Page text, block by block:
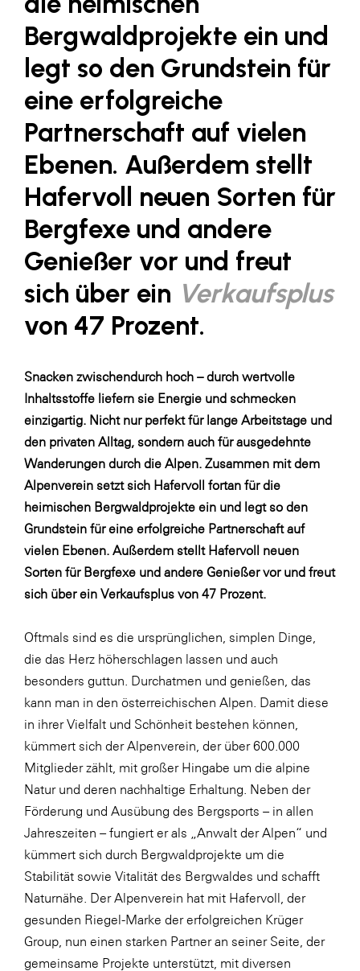
MTH Retail Group
OMV
OptimaMed
PAGRO
PHH Rechtsanwält:innen
Primark
Salesforce
sebamed
SeneCura
SERVICE&MORE
SKINUANCE®
Somfy
SPIEGLTEC
STIHL Tirol
Trend Micro
TAG GmbH
VALETTA
Verband Druck Medien Österreich
Wirtschaftskammer Salzburg
WKS Fachgruppe Fahrzeughandel und
WKS Fachgruppe Finanzdienstleister
WK UBIT
Zühlke
Media
Bergwaldprojekte ein und
legt so den Grundstein für
eine erfolgreiche
Partnerschaft auf vielen
Ebenen. Außerdem stellt
Hafervoll neuen Sorten für
Bergfexe und andere
Genießer vor und freut
sich über ein Verkaufsplus
von 47 Prozent.
Snacken zwischendurch hoch – durch wertvolle
Inhaltsstoffe liefern sie Energie und schmecken
einzigartig. Nicht nur perfekt für lange Arbeitstage und
den privaten Alltag, sondern auch für ausgedehnte
Wanderungen durch die Alpen. Zusammen mit dem
Alpenverein setzt sich Hafervoll fortan für die
heimischen Bergwaldprojekte ein und legt so den
Grundstein für eine erfolgreiche Partnerschaft auf
vielen Ebenen. Außerdem stellt Hafervoll neuen
Sorten für Bergfexe und andere Genießer vor und freut
sich über ein Verkaufsplus von 47 Prozent.
Oftmals sind es die ursprünglichen, simplen Dinge,
die das Herz höherschlagen lassen und auch
besonders guttun. Durchatmen und genießen, das
kann man in den österreichischen Alpen. Damit diese
in ihrer Vielfalt und Schönheit bestehen können,
kümmert sich der Alpenverein, der über 600.000
Mitglieder zählt, mit großer Hingabe um die alpine
Natur und deren nachhaltige Erhaltung. Neben der
Förderung und Ausübung des Bergsports – in allen
Jahreszeiten – fungiert er als „Anwalt der Alpen“ und
kümmert sich durch Bergwaldprojekte um die
Stabilität sowie Vitalität des Bergwaldes und schafft
Naturnähe. Der Alpenverein hat mit Hafervoll, der
gesunden Riegel-Marke der erfolgreichen Krüger
Group, nun einen starken Partner an seiner Seite, der
gemeinsame Projekte unterstützt, mit diversen